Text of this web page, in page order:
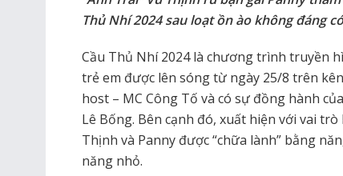
Thủ Nhí 2024 sau loạt ồn ào không đáng
Cầu Thủ Nhí 2024 là chương trình truyền
trẻ em được lên sóng từ ngày 25/8 trên
host – MC Công Tố và có sự đồng hành
Lê Bống. Bên cạnh đó, xuất hiện với vai
Thịnh và Panny được “chữa lành” bằng
năng nhỏ.